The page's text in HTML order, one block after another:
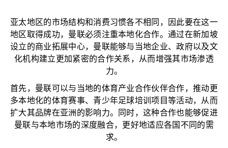
亚太地区的市场结构和消费习惯各不相同，因此要在这一
地区取得成功，曼联必须注重本地化合作。通过在新加坡
设立的商业拓展中心，曼联能够与当地企业、政府以及文
化机构建立更加紧密的合作关系，从而增强其市场渗透
力。
首先，曼联可以与当地的体育产业合作伙伴合作，推动更
多本地化的体育赛事、青少年足球培训项目等活动，从而
扩大其品牌在亚洲的影响力。同时，这种合作也能够促进
曼联与本地市场的深度融合，更好地适应各国不同的需
求。